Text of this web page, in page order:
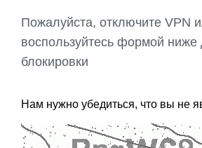
Пожалуйста, отключите VPN
воспользуйтесь формой ниже
блокировки
Нам нужно убедиться, что вы не